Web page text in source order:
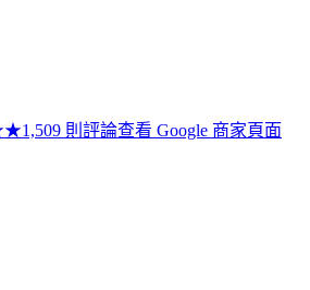
★1,509 則評論查看 Google 商家頁面